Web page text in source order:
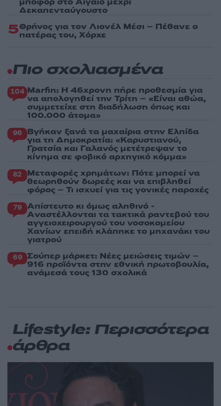
Δεκαπενταύγουστο
5Θρήνος για τον Λιονέλ Μέσι – Πέθανε ο
πατέρας του, Χόρχε
Πιο σχολιασμένα
104 Marfin: Η 46χρονη πήρε προθεσμία για
να απολογηθεί την Τρίτη – «Είναι αθώα,
συμμετείχε στη διαδήλωση όπως και
100.000 άτομα»
96 Βγήκαν ξανά τα μαχαίρια στην Ελπίδα
για τη Δημοκρατία: «Καρυστιανού,
Γρατσία και Γαλανός μετέτρεψαν το
κίνημα σε φοβικό αρχηγικό κόμμα»
82 Μεταφορές χρημάτων: Πότε μπορεί να
θεωρηθούν δωρεές και να επιβληθεί
φόρος – Τι ισχυεί για τις γονικές παροχές
79 Απίστευτο κι όμως αληθινό -
Aναστέλλονται τα τακτικά ραντεβού του
αγγειοχειρουργού του νοσοκομείου
Χανίων επειδή κλάπηκε το μηχανάκι του
γιατρού
69 Σούπερ μάρκετ: Νέες μειώσεις τιμών –
916 προϊόντα στην εθνική πρωτοβουλία,
ανάμεσά τους 130 σχολικά
Lifestyle: Περισσότερα
άρθρα